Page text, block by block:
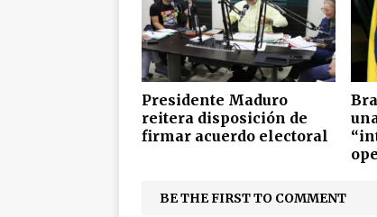
Presidente Maduro
reitera disposición de
firmar acuerdo electoral
BE THE FIRST TO COMMENT